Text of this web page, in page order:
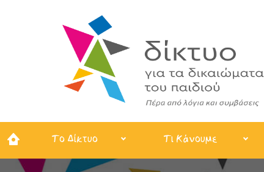
Το Δίκτυο Τι Κάνουμε